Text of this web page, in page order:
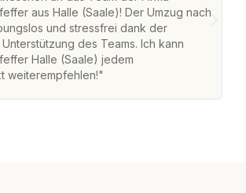
aus Halle (Saale)! Der Umzug nach
und stressfrei dank der
des Teams. Ich kann
Halle (Saale) jedem
weiterempfehlen!"